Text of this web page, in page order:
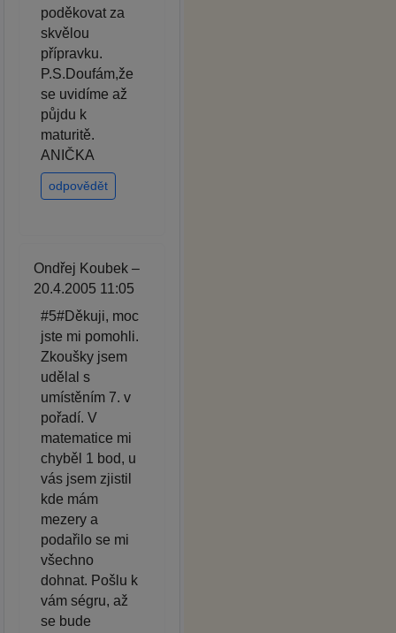
poděkovat za
skvělou
přípravku.
P.S.Doufám,že
se uvidíme až
půjdu k
maturitě.
ANIČKA
odpovědět
Ondřej Koubek –
20.4.2005 11:05
#5#Děkuji, moc
jste mi pomohli.
Zkoušky jsem
udělal s
umístěním 7. v
pořadí. V
matematice mi
chyběl 1 bod, u
vás jsem zjistil
kde mám
mezery a
podařilo se mi
všechno
dohnat. Pošlu k
vám ségru, až
se bude